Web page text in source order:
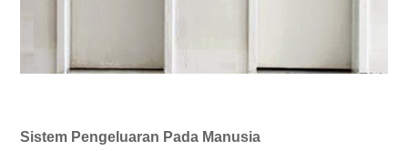
Sistem Pengeluaran Pada Manusia